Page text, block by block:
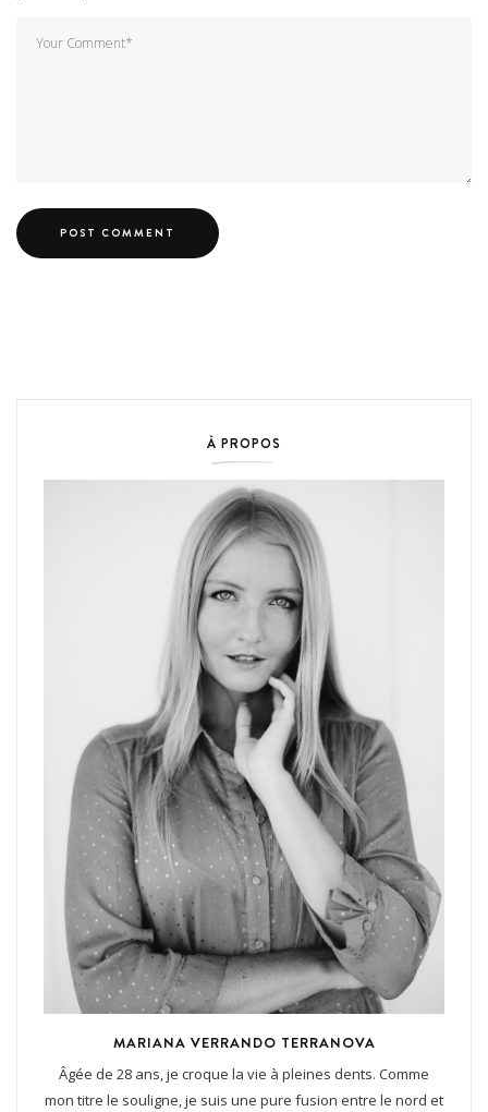
À PROPOS
MARIANA VERRANDO TERRANOVA
Âgée de 28 ans, je croque la vie à pleines dents. Comme
mon titre le souligne, je suis une pure fusion entre le nord et